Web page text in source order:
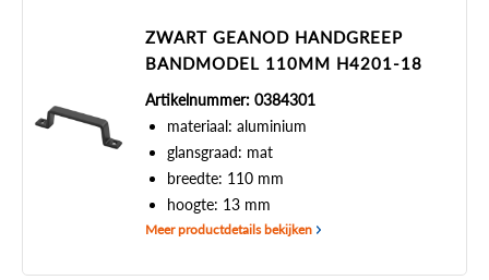
ZWART GEANOD HANDGREEP
BANDMODEL 110MM H4201-18
Artikelnummer: 0384301
materiaal: aluminium
glansgraad: mat
breedte: 110 mm
hoogte: 13 mm
Meer productdetails bekijken